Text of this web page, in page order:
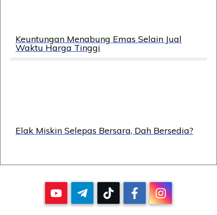
Keuntungan Menabung Emas Selain Jual
Waktu Harga Tinggi
Elak Miskin Selepas Bersara, Dah Bersedia?